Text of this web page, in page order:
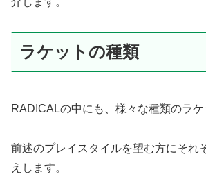
ラケットの種類
RADICALの中にも、様々な種類のラケ
前述のプレイスタイルを望む方にそれ
えします。